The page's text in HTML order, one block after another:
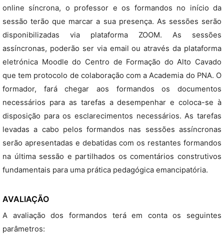
online síncrona, o professor e os formandos no início da
sessão terão que marcar a sua presença. As sessões serão
disponibilizadas via plataforma ZOOM. As sessões
assíncronas, poderão ser via email ou através da plataforma
eletrónica Moodle do Centro de Formação do Alto Cavado
que tem protocolo de colaboração com a Academia do PNA. O
formador, fará chegar aos formandos os documentos
necessários para as tarefas a desempenhar e coloca-se à
disposição para os esclarecimentos necessários. As tarefas
levadas a cabo pelos formandos nas sessões assíncronas
serão apresentadas e debatidas com os restantes formandos
na última sessão e partilhados os comentários construtivos
fundamentais para uma prática pedagógica emancipatória.
AVALIAÇÃO
A avaliação dos formandos terá em conta os seguintes
parâmetros: